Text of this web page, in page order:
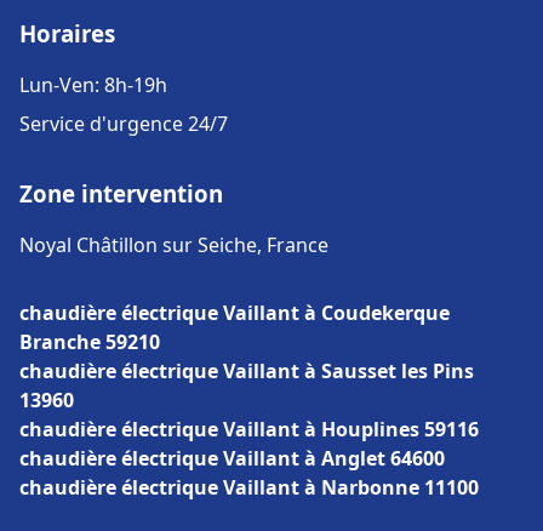
Horaires
Lun-Ven: 8h-19h
Service d'urgence 24/7
Zone intervention
Noyal Châtillon sur Seiche, France
chaudière électrique Vaillant à Coudekerque
Branche 59210
chaudière électrique Vaillant à Sausset les Pins
13960
chaudière électrique Vaillant à Houplines 59116
chaudière électrique Vaillant à Anglet 64600
chaudière électrique Vaillant à Narbonne 11100